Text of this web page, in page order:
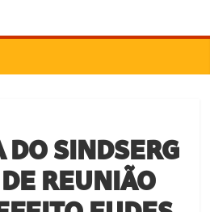
DO SINDSERG
REUNIÃO